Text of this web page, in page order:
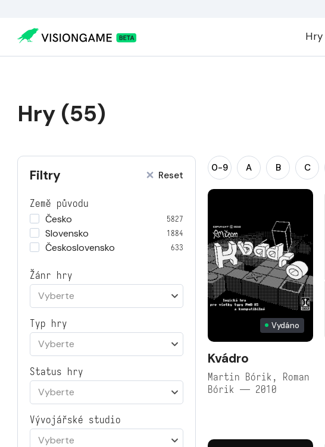
Hry
Hry (55)
Filtry Reset
Země původu
Česko
5827
Slovensko 1884
Československo 633
Žánr hry
Vyberte
Typ hry
Vyberte
Status hry
Vyberte
Vývojářské studio
Vyberte
0-9 A B C
Vydáno
Kvádro
Martin Bórik, Roman
Bórik — 2010